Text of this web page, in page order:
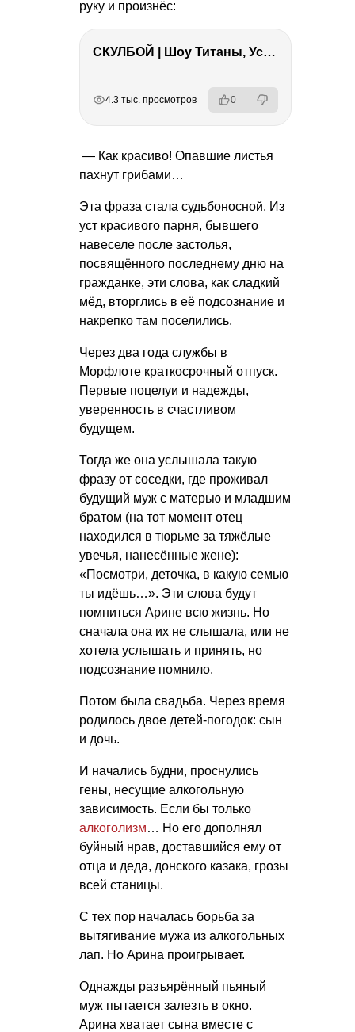
руку и произнёс:
СКУЛБОЙ | Шоу Титаны, Усейн Болт, Ларрат, Зашквар!
4.3 тыс. просмотров 0
— Как красиво! Опавшие листья
пахнут грибами…
Эта фраза стала судьбоносной. Из
уст красивого парня, бывшего
навеселе после застолья,
посвящённого последнему дню на
гражданке, эти слова, как сладкий
мёд, вторглись в её подсознание и
накрепко там поселились.
Через два года службы в
Морфлоте краткосрочный отпуск.
Первые поцелуи и надежды,
уверенность в счастливом
будущем.
Тогда же она услышала такую
фразу от соседки, где проживал
будущий муж с матерью и младшим
братом (на тот момент отец
находился в тюрьме за тяжёлые
увечья, нанесённые жене):
«Посмотри, деточка, в какую семью
ты идёшь…». Эти слова будут
помниться Арине всю жизнь. Но
сначала она их не слышала, или не
хотела услышать и принять, но
подсознание помнило.
Потом была свадьба. Через время
родилось двое детей-погодок: сын
и дочь.
И начались будни, проснулись
гены, несущие алкогольную
зависимость. Если бы только
алкоголизм… Но его дополнял
буйный нрав, доставшийся ему от
отца и деда, донского казака, грозы
всей станицы.
С тех пор началась борьба за
вытягивание мужа из алкогольных
лап. Но Арина проигрывает.
Однажды разъярённый пьяный
муж пытается залезть в окно.
Арина хватает сына вместе с